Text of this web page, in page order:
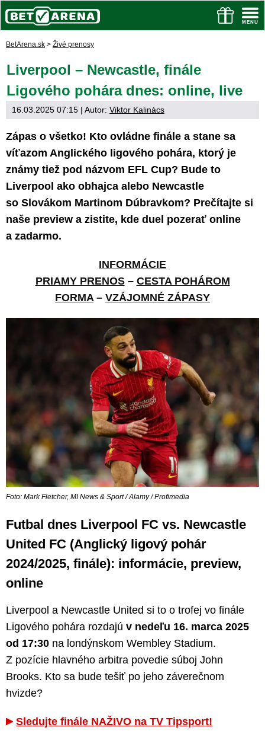
BetArena.sk > Živé prenosy
Liverpool – Newcastle, finále
Ligového pohára dnes: online, live
16.03.2025 07:15 | Autor: Viktor Kalinács
Zápas o všetko! Kto ovládne finále a stane sa
víťazom Anglického ligového pohára, ktorý je
známy tiež pod názvom EFL Cup? Bude to
Liverpool ako obhajca alebo Newcastle
so Slovákom Martinom Dúbravkom? Prečítajte si
naše preview a zistite, kde duel pozerať online
a zadarmo.
INFORMÁCIE
PRIAMY PRENOS– CESTA POHÁROM
FORMA– VZÁJOMNÉ ZÁPASY
Foto: Mark Fletcher, MI News & Sport / Alamy / Profimedia
Futbal dnes Liverpool FC vs. Newcastle
United FC (Anglický ligový pohár
2024/2025, finále): informácie, preview,
online
Liverpool a Newcastle United si to o trofej vo finále
Ligového pohára rozdajú v nedeľu 16. marca 2025
od 17:30 na londýnskom Wembley Stadium.
Z pozície hlavného arbitra povedie súboj John
Brooks. Kto sa bude tešiť po jeho záverečnom
hvizde?
Sledujte finále NAŽIVO na TV Tipsport!